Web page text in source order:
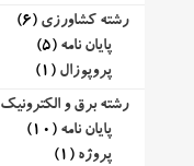
رشته کشاورزی (6)
پایان نامه (5)
پروپوزال (1)
رشته برق و الکترونیک
پایان نامه (10)
پروژه (1)